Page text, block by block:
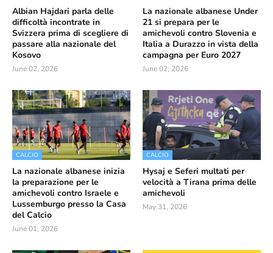
Albian Hajdari parla delle
difficoltà incontrate in
Svizzera prima di scegliere di
passare alla nazionale del
Kosovo
June 02, 2026
La nazionale albanese Under
21 si prepara per le
amichevoli contro Slovenia e
Italia a Durazzo in vista della
campagna per Euro 2027
June 02, 2026
CALCIO
La nazionale albanese inizia
la preparazione per le
amichevoli contro Israele e
Lussemburgo presso la Casa
del Calcio
June 01, 2026
CALCIO
Hysaj e Seferi multati per
velocità a Tirana prima delle
amichevoli
May 31, 2026